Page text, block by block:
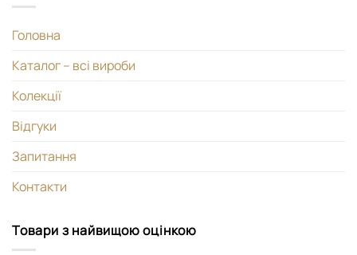
Головна
Каталог – всі вироби
Колекції
Відгуки
Запитання
Контакти
Товари з найвищою оцінкою